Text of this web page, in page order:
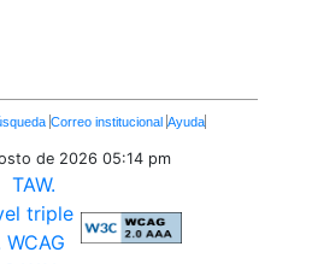
Correo institucional Ayuda
de 2026 05:14 pm